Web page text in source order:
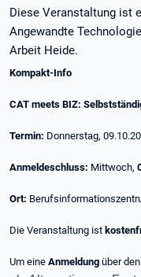
Diese Veranstaltung ist
Angewandte
Arbeit Heide.
Kompakt-Info
CAT meets BIZ:
Termin: Donnerstag,
Anmeldeschluss: Mittwoch,
Ort:
Die Veranstaltung ist
Um eine Anmeldung über